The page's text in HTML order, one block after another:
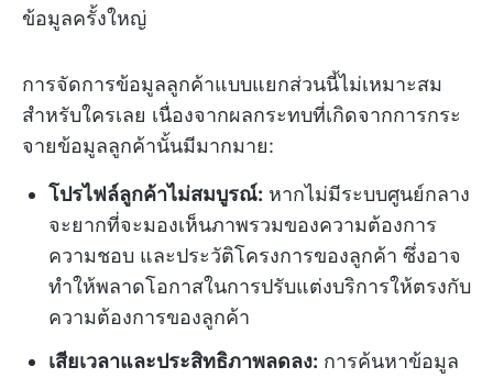
ข้อมูลครั้งใหญ่
การจัดการข้อมูลลูกค้าแบบแยกส่วนนี้ไม่เหมาะสม
สำหรับใครเลย เนื่องจากผลกระทบที่เกิดจากการกระ
จายข้อมูลลูกค้านั้นมีมากมาย:
โปรไฟล์ลูกค้าไม่สมบูรณ์: หากไม่มีระบบศูนย์กลาง
จะยากที่จะมองเห็นภาพรวมของความต้องการ
ความชอบ และประวัติโครงการของลูกค้า ซึ่งอาจ
ทำให้พลาดโอกาสในการปรับแต่งบริการให้ตรงกับ
ความต้องการของลูกค้า
เสียเวลาและประสิทธิภาพลดลง: การค้นหาข้อมูล